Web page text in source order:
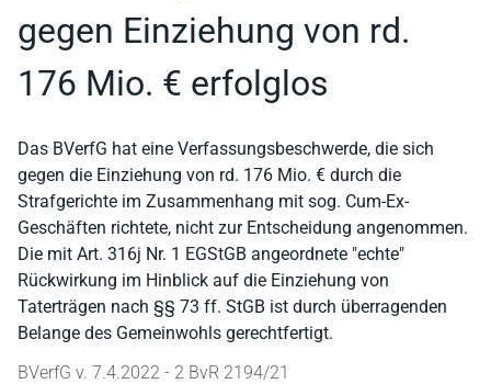
gegen Einziehung von rd.
176 Mio. € erfolglos
Das BVerfG hat eine Verfassungsbeschwerde, die sich
gegen die Einziehung von rd. 176 Mio. € durch die
Strafgerichte im Zusammenhang mit sog. Cum-Ex-
Geschäften richtete, nicht zur Entscheidung angenommen.
Die mit Art. 316j Nr. 1 EGStGB angeordnete "echte"
Rückwirkung im Hinblick auf die Einziehung von
Taterträgen nach §§ 73 ff. StGB ist durch überragenden
Belange des Gemeinwohls gerechtfertigt.
BVerfG v. 7.4.2022 - 2 BvR 2194/21